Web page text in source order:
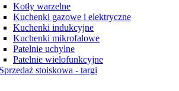
Kotły warzelne
Kuchenki gazowe i elektryczne
Kuchenki indukcyjne
Kuchenki mikrofalowe
Patelnie uchylne
Patelnie wielofunkcyjne